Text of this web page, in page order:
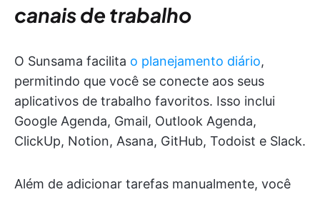
canais de trabalho
O Sunsama facilita o planejamento diário,
permitindo que você se conecte aos seus
aplicativos de trabalho favoritos. Isso inclui
Google Agenda, Gmail, Outlook Agenda,
ClickUp, Notion, Asana, GitHub, Todoist e Slack.
Além de adicionar tarefas manualmente, você